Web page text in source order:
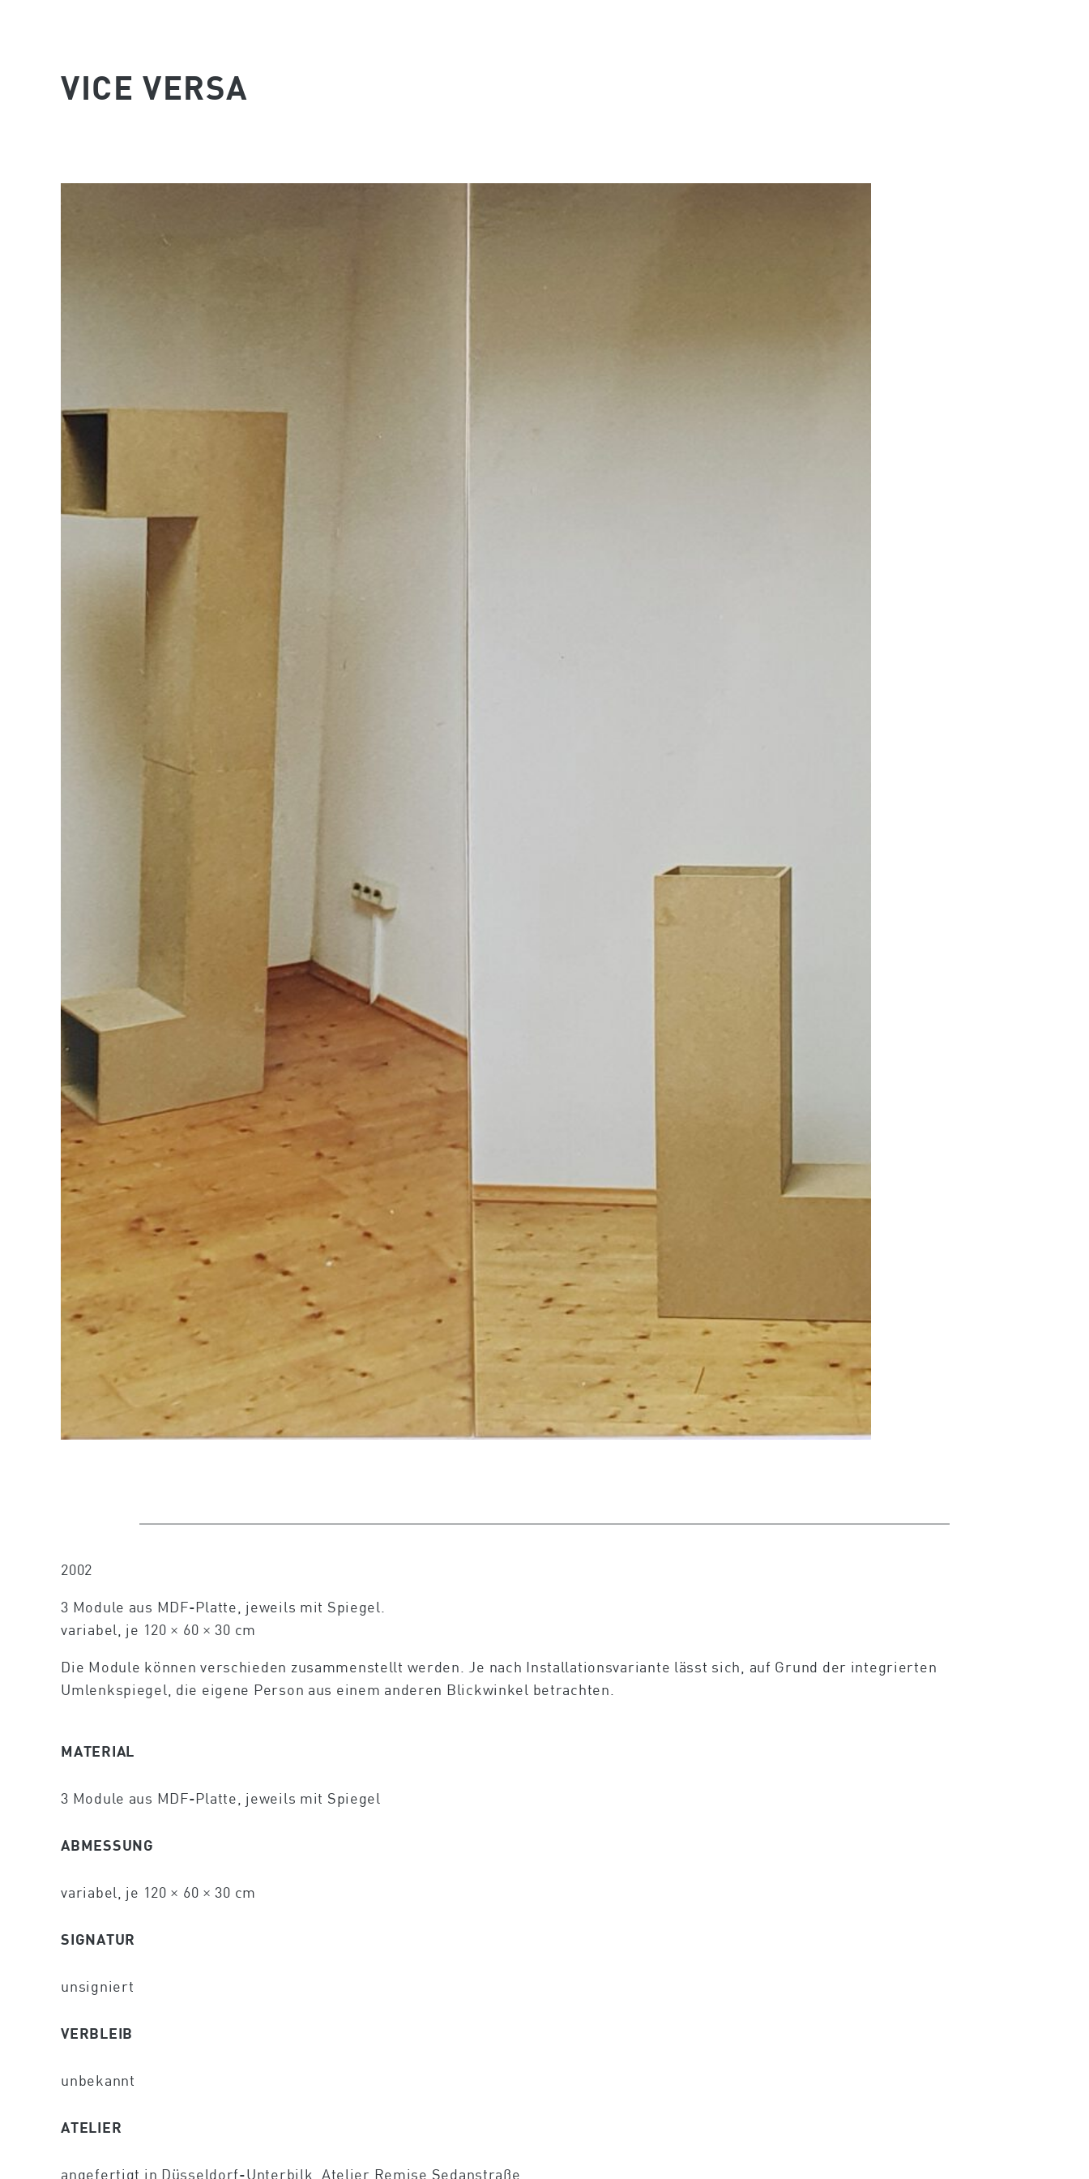
VICE VERSA
2002
3 Module aus MDF-Platte, jeweils mit Spiegel.
variabel, je 120 × 60 × 30 cm
Die Module können verschieden zusammenstellt werden. Je nach Installationsvariante lässt sich, auf Grund der integrierten
Umlenkspiegel, die eigene Person aus einem anderen Blickwinkel betrachten.
MATERIAL
3 Module aus MDF-Platte, jeweils mit Spiegel
ABMESSUNG
variabel, je 120 × 60 × 30 cm
SIGNATUR
unsigniert
VERBLEIB
unbekannt
ATELIER
angefertigt in Düsseldorf-Unterbilk, Atelier Remise Sedanstraße